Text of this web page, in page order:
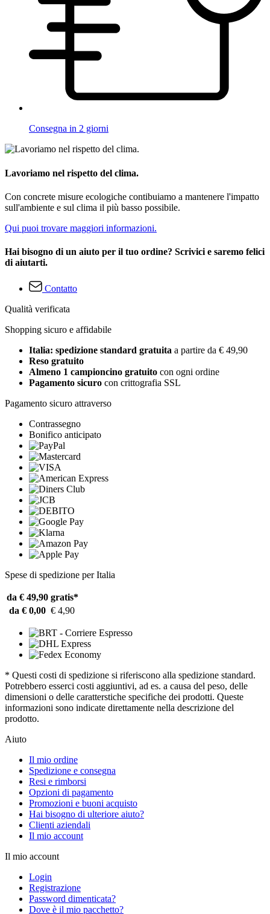
Consegna in 2 giorni
Lavoriamo nel rispetto del clima.
Con concrete misure ecologiche contibuiamo a mantenere l'impatto
sull'ambiente e sul clima il più basso possibile.
Qui puoi trovare maggiori informazioni.
Hai bisogno di un aiuto per il tuo ordine? Scrivici e saremo felici
di aiutarti.
Contatto
Qualità verificata
Shopping sicuro e affidabile
Italia: spedizione standard gratuita a partire da € 49,90
Reso gratuito
Almeno 1 campioncino gratuito con ogni ordine
Pagamento sicuro con crittografia SSL
Pagamento sicuro attraverso
Contrassegno
Bonifico anticipato
Spese di spedizione per Italia
da € 49,90 gratis*
da € 0,00 € 4,90
* Questi costi di spedizione si riferiscono alla spedizione standard.
Potrebbero esserci costi aggiuntivi, ad es. a causa del peso, delle
dimensioni o delle caratterstiche specifiche dei prodotti. Queste
informazioni sono indicate direttamente nella descrizione del
prodotto.
Aiuto
Il mio ordine
Spedizione e consegna
Resi e rimborsi
Opzioni di pagamento
Promozioni e buoni acquisto
Hai bisogno di ulteriore aiuto?
Clienti aziendali
Il mio account
Il mio account
Login
Registrazione
Password dimenticata?
Dove è il mio pacchetto?